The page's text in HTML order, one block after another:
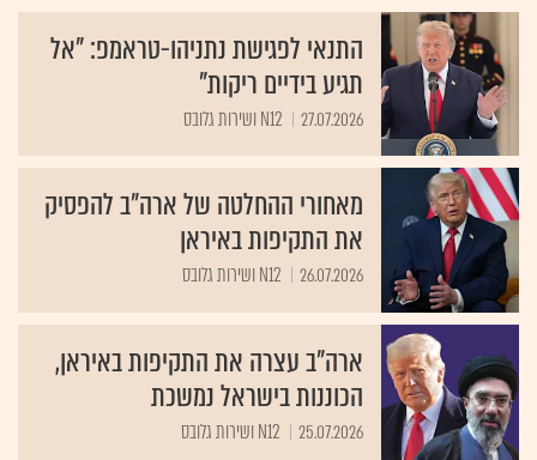
התנאי לפגישת נתניהו-טראמפ: "אל
תגיע בידיים ריקות"
27.07.2026 N12 ושירות גלובס
מאחורי ההחלטה של ארה"ב להפסיק
את התקיפות באיראן
26.07.2026 N12 ושירות גלובס
ארה"ב עצרה את התקיפות באיראן,
הכוננות בישראל נמשכת
25.07.2026 N12 ושירות גלובס